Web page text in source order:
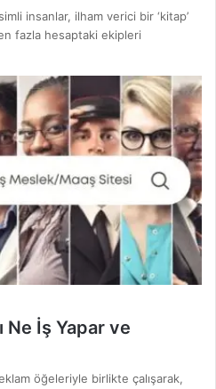
insanlar, ilham verici bir ‘kitap’
fazla hesaptaki ekipleri
Ne İş Yapar ve
öğeleriyle birlikte çalışarak,